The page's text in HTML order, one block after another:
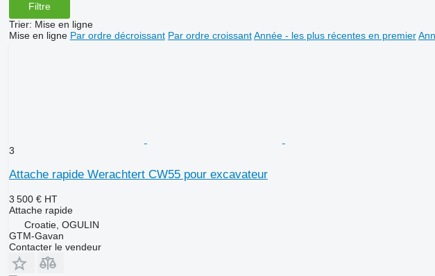
Filtre
Trier: Mise en ligne
Mise en ligne Par ordre décroissant Par ordre croissant Année - les plus récentes en premier
3
Attache rapide Werachtert CW55 pour excavateur
3 500 € HT
Attache rapide
Croatie, OGULIN
GTM-Gavan
Contacter le vendeur